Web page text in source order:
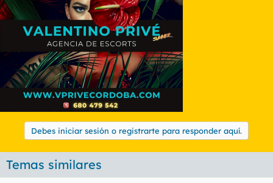
Debes iniciar sesión o registrarte para responder aquí.
Temas similares